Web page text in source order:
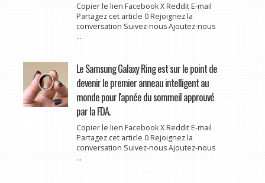
Copier le lien Facebook X Reddit E-mail
Partagez cet article 0 Rejoignez la
conversation Suivez-nous Ajoutez-nous
...
Le Samsung Galaxy Ring est sur le point de
devenir le premier anneau intelligent au
monde pour l'apnée du sommeil approuvé
par la FDA.
Copier le lien Facebook X Reddit E-mail
Partagez cet article 0 Rejoignez la
conversation Suivez-nous Ajoutez-nous
...